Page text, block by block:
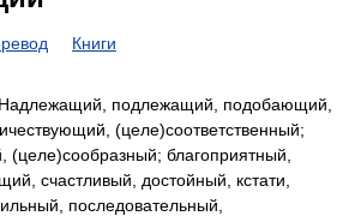
Книги
подлежащий, подобающий,
(целе)соответственный;
(целе)сообразный; благоприятный,
счастливый, достойный, кстати,
последовательный,